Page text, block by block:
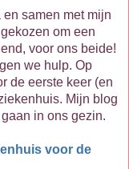
samen met mijn
om een
voor ons beide!
we hulp. Op
de eerste keer (en
Mijn blog
in ons gezin.
voor de